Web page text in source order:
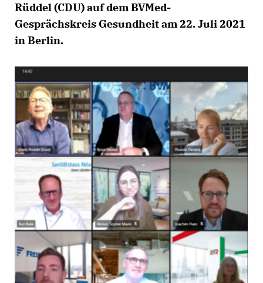
Rüddel (CDU) auf dem BVMed-
Gesprächskreis Gesundheit am 22. Juli 2021
in Berlin.